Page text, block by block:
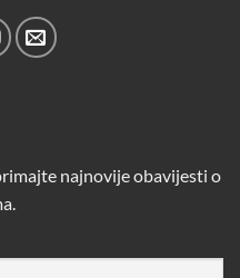
najnovije obavijesti o